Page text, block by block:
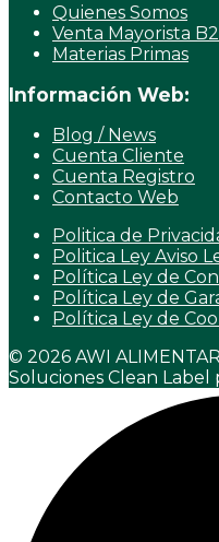
Quienes Somos
Venta Mayorista
Materias Primas
Información Web:
Blog / News
Cuenta Cliente
Cuenta Registro
Contacto Web
Politica de
Politica Ley Aviso
Política Ley de
Política Ley de
Política Ley de
© 2026 AWI
Soluciones Clean Label